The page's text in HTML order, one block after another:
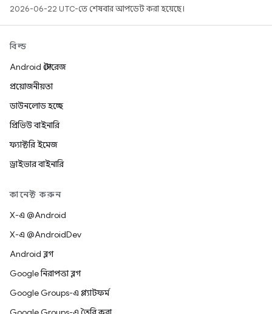
2026-06-22 UTC-তে শেষবার আপডেট করা হয়েছে।
বিল্ড
Android স্টোরেজ
প্রয়োজনীয়তা
ডাউনলোড হচ্ছে
প্রিভিউ বাইনারি
ফ্যাক্টরি ইমেজ
ড্রাইভার বাইনারি
কানেক্ট করুন
X-এ @Android
X-এ @AndroidDev
Android ব্লগ
Google নিরাপত্তা ব্লগ
Google Groups-এ প্ল্যাটফর্ম